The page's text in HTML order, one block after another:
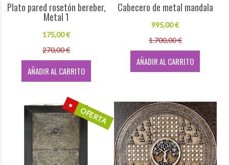
Plato pared rosetón bereber,
Metal 1
175,00 €
270,00 €
AÑADIR AL CARRITO
Cabecero de metal mandala
995,00 €
1.700,00 €
AÑADIR AL CARRITO
OFERTA